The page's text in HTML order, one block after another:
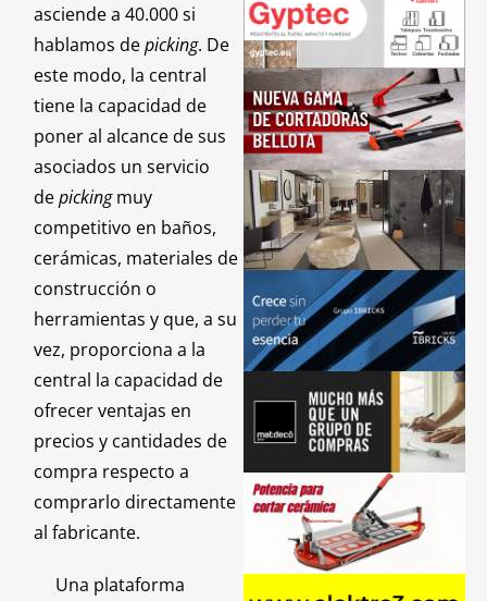
asciende a 40.000 si
hablamos depicking. De
este modo, la central
tiene la capacidad de
poner al alcance de sus
asociados un servicio
depickingmuy
competitivo en baños,
cerámicas, materiales de
construcción o
herramientas y que, a su
vez, proporciona a la
central la capacidad de
ofrecer ventajas en
precios y cantidades de
compra respecto a
comprarlo directamente
al fabricante.
Una plataforma